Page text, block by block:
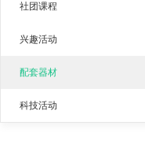
社团课程
兴趣活动
配套器材
科技活动